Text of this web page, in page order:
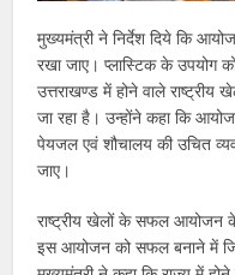
मुख्यमंत्री ने निर्देश दिये कि
रखा जाए। प्लास्टिक के उपयोग
उत्तराखण्ड में होने वाले
जा रहा है। उन्होंने कहा कि
पेयजल एवं शौचालय की उचित
जाए।
राष्ट्रीय खेलों के सफल आयोजन के
इस आयोजन को सफल बनाने में